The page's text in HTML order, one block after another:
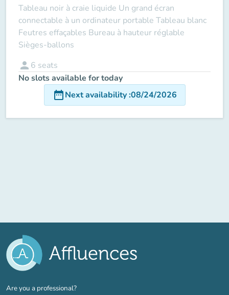
Tableau noir à craie liquide Un grand écran
connectable à un ordinateur portable Tableau blanc
Feutres effaçables Bureau à hauteur réglable
Sièges-ballons
person 6 seats
No slots available for today
date_rangeNext availability:08/24/2026
Are you a professional?(new tab)